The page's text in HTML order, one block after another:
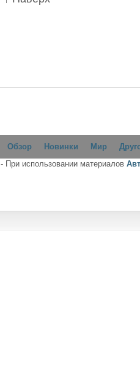
Обзор Новинки Мир
- При использовании материалов